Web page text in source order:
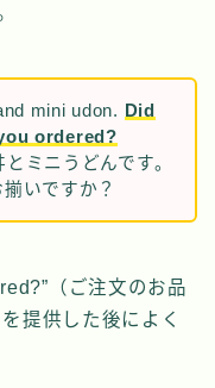
mini udon.
Did
ordered?
ミニうどんです。
いですか？
（ご注文のお品
提供した後によく